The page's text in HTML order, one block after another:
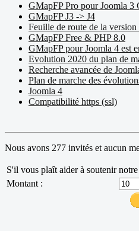
GMapFP Pro pour Joomla 3
GMapFP J3 -> J4
Feuille de route de la
GMapFP Free & PHP 8.0
GMapFP pour Joomla 4 est
Evolution 2020 du plan de
Recherche avancée de
Plan de marche des
Joomla 4
Compatibilité https (ssl)
Nous avons 277 invités et aucun
S'il vous plaît aider à soutenir
Montant :